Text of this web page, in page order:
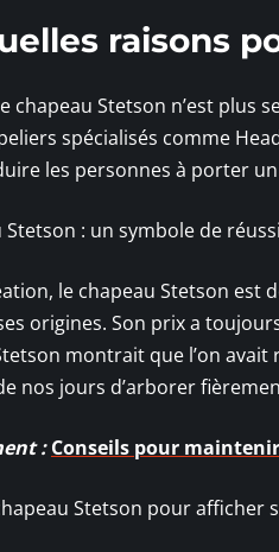
raisons
chapeau Stetson n’est plus
spécialisés comme
les personnes à porter
Stetson : un symbole de
le chapeau Stetson est
origines. Son prix a
montrait que l’on
nos jours d’arborer
: Conseils pour
Stetson pour afficher